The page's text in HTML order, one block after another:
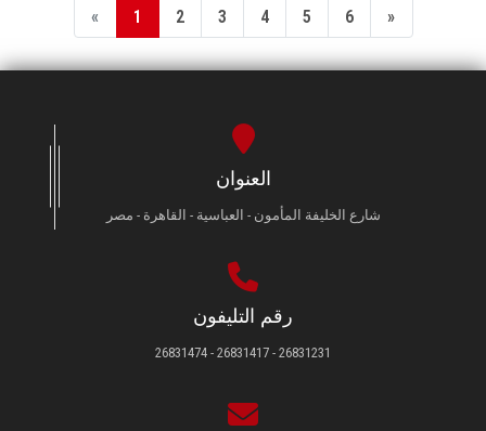
« 1 2 3 4 5 6 »
العنوان
شارع الخليفة المأمون - العباسية - القاهرة - مصر
رقم التليفون
26831231 - 26831417 - 26831474